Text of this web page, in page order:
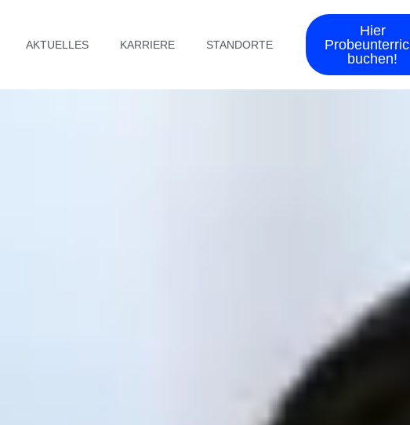
AKTUELLES KARRIERE STANDORTE
Hier
buchen!